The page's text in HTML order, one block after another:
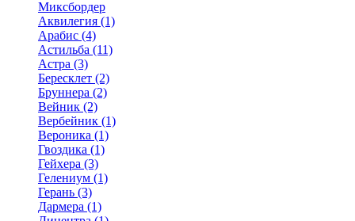
Миксбордер
Аквилегия (1)
Арабис (4)
Астильба (11)
Астра (3)
Бересклет (2)
Бруннера (2)
Вейник (2)
Вербейник (1)
Вероника (1)
Гвоздика (1)
Гейхера (3)
Гелениум (1)
Герань (3)
Дармера (1)